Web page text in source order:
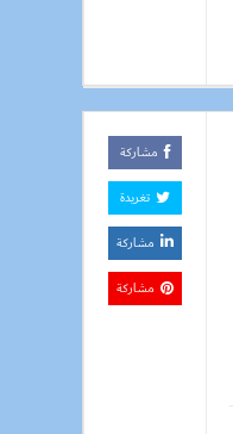
مشاركة
تغريدة
مشاركة
مشاركة